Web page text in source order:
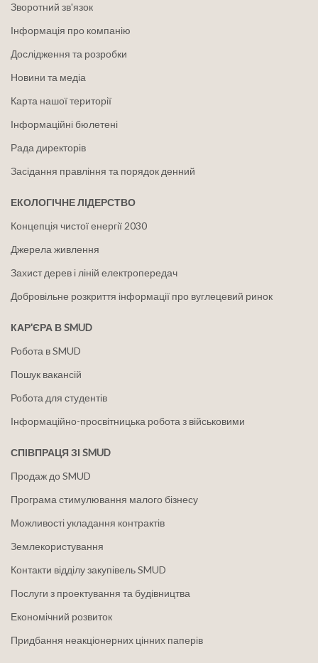
Зворотний зв'язок
Інформація про компанію
Дослідження та розробки
Новини та медіа
Карта нашої території
Інформаційні бюлетені
Рада директорів
Засідання правління та порядок денний
ЕКОЛОГІЧНЕ ЛІДЕРСТВО
Концепція чистої енергії 2030
Джерела живлення
Захист дерев і ліній електропередач
Добровільне розкриття інформації про вуглецевий ринок
КАР'ЄРА В SMUD
Робота в SMUD
Пошук вакансій
Робота для студентів
Інформаційно-просвітницька робота з військовими
СПІВПРАЦЯ ЗІ SMUD
Продаж до SMUD
Програма стимулювання малого бізнесу
Можливості укладання контрактів
Землекористування
Контакти відділу закупівель SMUD
Послуги з проектування та будівництва
Економічний розвиток
Придбання неакціонерних цінних паперів